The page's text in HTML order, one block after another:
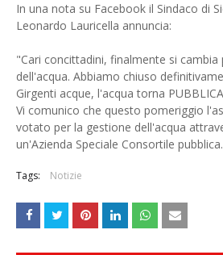
In una nota su Facebook il Sindaco di
Leonardo Lauricella annuncia:
"Cari concittadini, finalmente si cambia
dell'acqua. Abbiamo chiuso
Girgenti acque, l'acqua torna
Vi comunico che questo pomeriggio
votato per la gestione dell'acqua
un'Azienda Speciale Consortile
Tags: Notizie